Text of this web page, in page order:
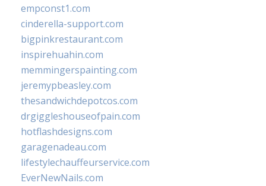
empconst1.com
cinderella-support.com
bigpinkrestaurant.com
inspirehuahin.com
memmingerspainting.com
jeremypbeasley.com
thesandwichdepotcos.com
drgiggleshouseofpain.com
hotflashdesigns.com
garagenadeau.com
lifestylechauffeurservice.com
EverNewNails.com